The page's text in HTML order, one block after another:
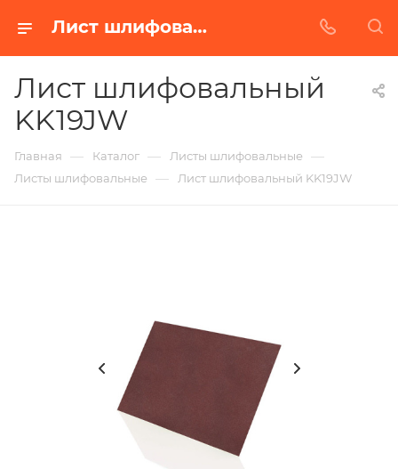
Лист шлифовальный KK19JW в Белгороде | Купить по недорогой цене от Абразивного Завода
Лист шлифовальный
KK19JW
Главная — Каталог — Листы шлифовальные —
Листы шлифовальные — Лист шлифовальный KK19JW